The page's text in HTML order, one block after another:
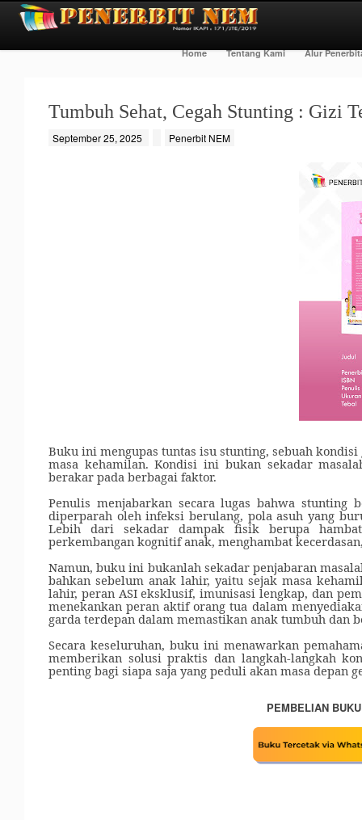
Home Tentang Kami Alur
Tumbuh Sehat, Cegah Stunting : Gizi
September 25, 2025 Penerbit NEM
Buku ini mengupas tuntas isu stunting, sebuah
masa kehamilan. Kondisi ini bukan sekadar
berakar pada berbagai faktor.
Penulis menjabarkan secara lugas bahwa
diperparah oleh infeksi berulang, pola asuh yang
Lebih dari sekadar dampak fisik berupa
perkembangan kognitif anak, menghambat
Namun, buku ini bukanlah sekadar penjabaran
bahkan sebelum anak lahir, yaitu sejak masa
lahir, peran ASI eksklusif, imunisasi lengkap, dan
menekankan peran aktif orang tua dalam
garda terdepan dalam memastikan anak tumbuh dan
Secara keseluruhan, buku ini menawarkan
memberikan solusi praktis dan langkah-langkah
penting bagi siapa saja yang peduli akan masa depan
PEMBELIAN